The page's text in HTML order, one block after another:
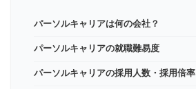
パーソルキャリアは何の会社？
パーソルキャリアの就職難易度
パーソルキャリアの採用人数・採用倍率